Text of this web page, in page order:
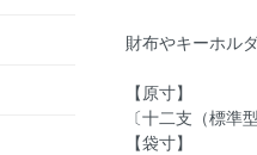
財布やキーホル
【原寸】
〔十二支（標準
【袋寸】